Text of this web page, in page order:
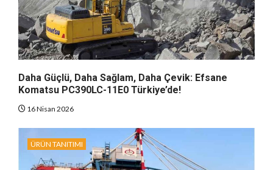
Daha Güçlü, Daha Sağlam, Daha Çevik: Efsane
Komatsu PC390LC-11E0 Türkiye’de!
16 Nisan 2026
ÜRÜN TANITIMI